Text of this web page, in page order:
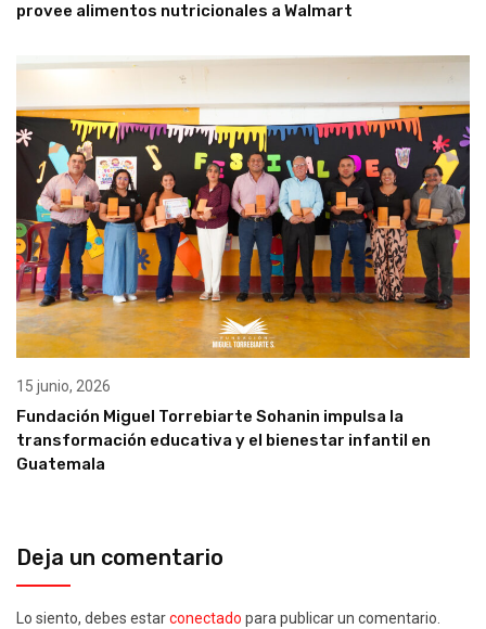
provee alimentos nutricionales a Walmart
15 junio, 2026
Fundación Miguel Torrebiarte Sohanin impulsa la
transformación educativa y el bienestar infantil en
Guatemala
Deja un comentario
Lo siento, debes estarconectado para publicar un comentario.